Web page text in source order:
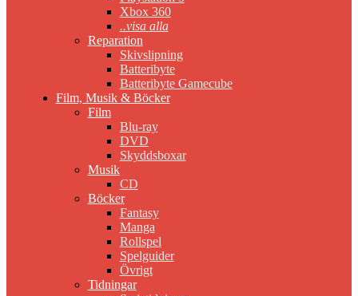
Xbox 360
..visa alla
Reparation
Skivslipning
Batteribyte
Batteribyte Gamecube
Film, Musik & Böcker
Film
Blu-ray
DVD
Skyddsboxar
Musik
CD
Böcker
Fantasy
Manga
Rollspel
Spelguider
Övrigt
Tidningar